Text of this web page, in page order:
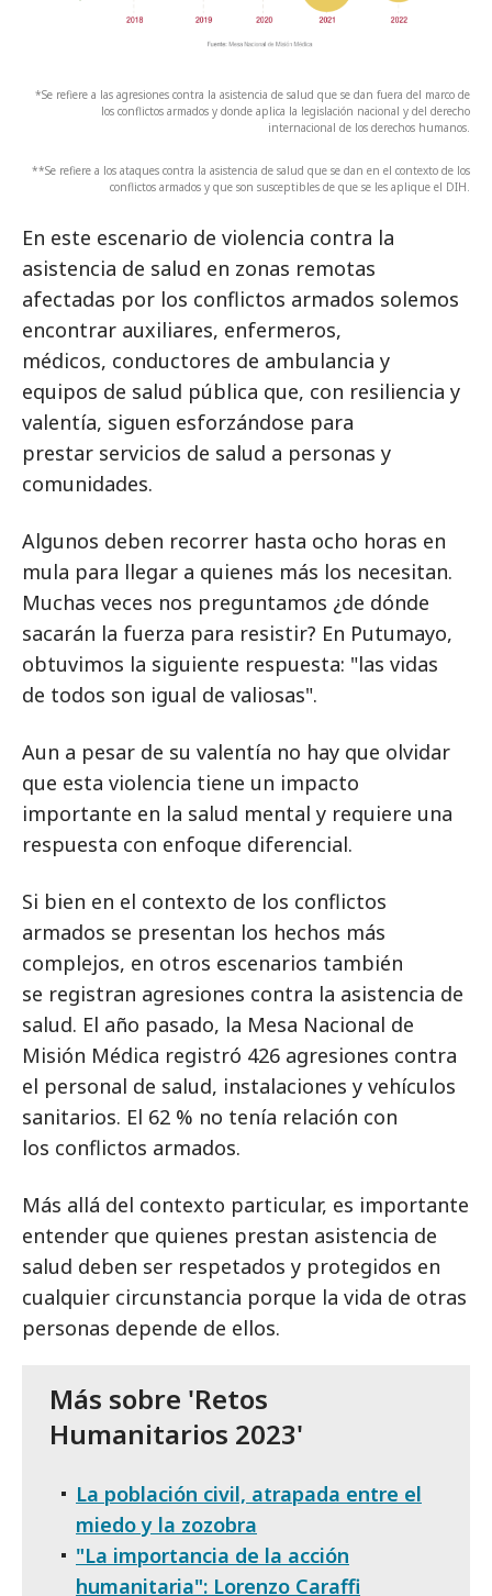
*Se refiere a las agresiones contra la asistencia de salud que se dan fuera del marco de
los conflictos armados y donde aplica la legislación nacional y del derecho
internacional de los derechos humanos.
**Se refiere a los ataques contra la asistencia de salud que se dan en el contexto de los
conflictos armados y que son susceptibles de que se les aplique el DIH.
En este escenario de violencia contra la
asistencia de salud en zonas remotas
afectadas por los conflictos armados solemos
encontrar auxiliares, enfermeros,
médicos, conductores de ambulancia y
equipos de salud pública que, con resiliencia y
valentía, siguen esforzándose para
prestar servicios de salud a personas y
comunidades.
Algunos deben recorrer hasta ocho horas en
mula para llegar a quienes más los necesitan.
Muchas veces nos preguntamos ¿de dónde
sacarán la fuerza para resistir? En Putumayo,
obtuvimos la siguiente respuesta: "las vidas
de todos son igual de valiosas".
Aun a pesar de su valentía no hay que olvidar
que esta violencia tiene un impacto
importante en la salud mental y requiere una
respuesta con enfoque diferencial.
Si bien en el contexto de los conflictos
armados se presentan los hechos más
complejos, en otros escenarios también
se registran agresiones contra la asistencia de
salud. El año pasado, la Mesa Nacional de
Misión Médica registró 426 agresiones contra
el personal de salud, instalaciones y vehículos
sanitarios. El 62 % no tenía relación con
los conflictos armados.
Más allá del contexto particular, es importante
entender que quienes prestan asistencia de
salud deben ser respetados y protegidos en
cualquier circunstancia porque la vida de otras
personas depende de ellos.
Más sobre 'Retos
Humanitarios 2023'
La población civil, atrapada entre el
miedo y la zozobra
"La importancia de la acción
humanitaria": Lorenzo Caraffi